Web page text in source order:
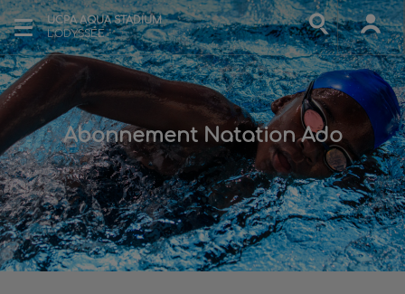
UCPA AQUA STADIUM
L'ODYSSÉE
Abonnement Natation Ado